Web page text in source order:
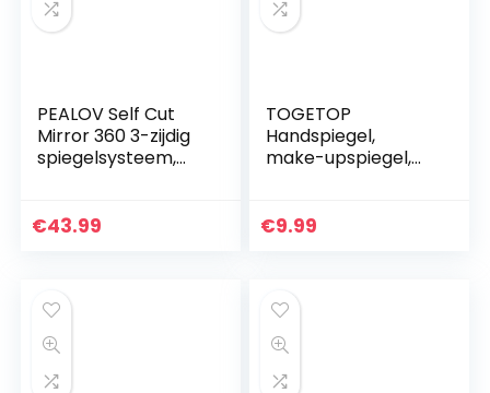
PEALOV Self Cut
Mirror 360 3-zijdig
spiegelsysteem,
drie zijspiegels voor
€43.99
TOGETOP
Handspiegel,
make-upspiegel,
1 x vergroting,
€9.99